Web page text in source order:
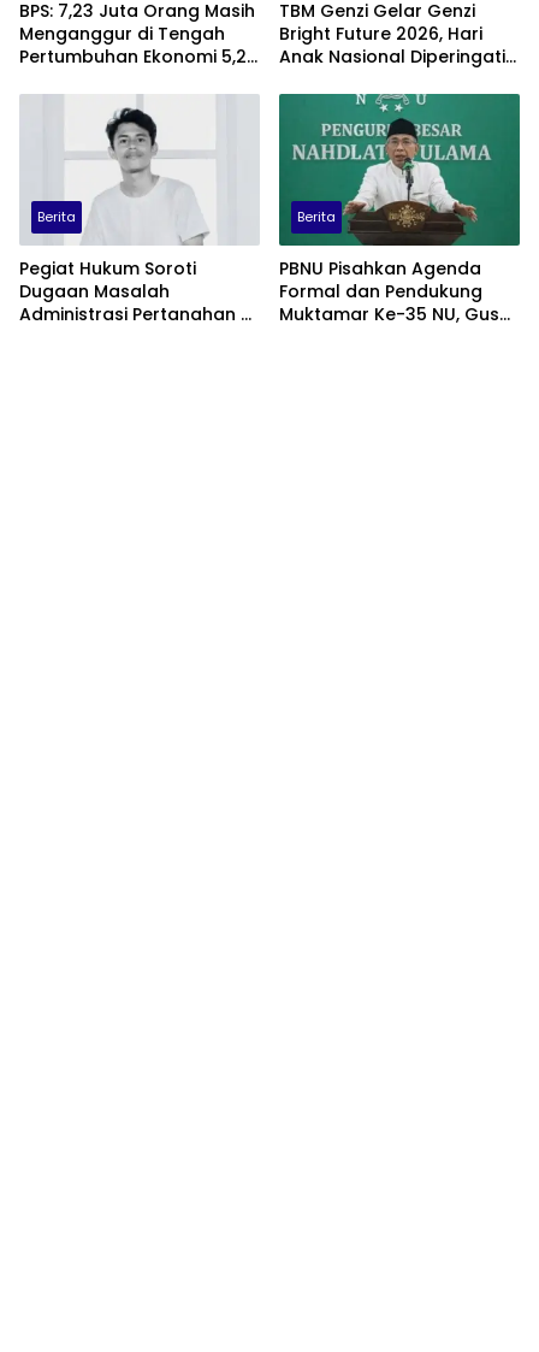
BPS: 7,23 Juta Orang Masih
Menganggur di Tengah
Pertumbuhan Ekonomi 5,29
TBM Genzi Gelar Genzi
Bright Future 2026, Hari
Anak Nasional Diperingati
Tembang Dolanan
Berita
Pegiat Hukum Soroti
Dugaan Masalah
Administrasi Pertanahan di
Berita
PBNU Pisahkan Agenda
Formal dan Pendukung
Muktamar Ke-35 NU, Gus